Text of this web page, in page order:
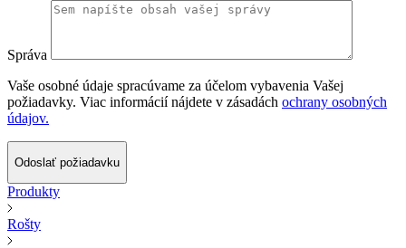
Správa
Vaše osobné údaje spracúvame za účelom vybavenia Vašej
požiadavky. Viac informácií nájdete v zásadách ochrany osobných
údajov.
Odoslať požiadavku
Produkty
Rošty